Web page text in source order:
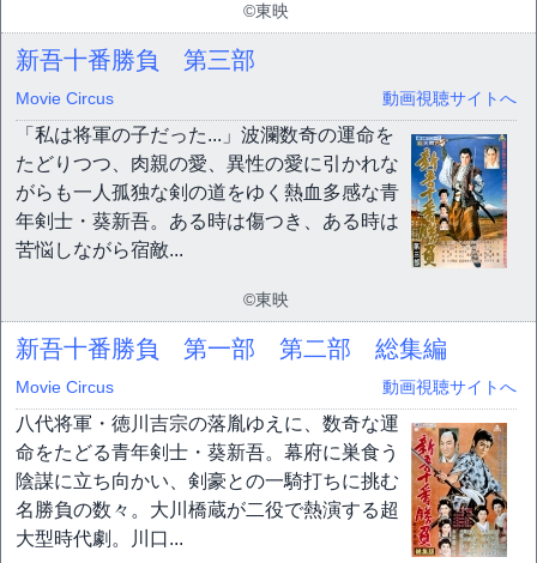
©東映
新吾十番勝負 第三部
Movie Circus 動画視聴サイトへ
「私は将軍の子だった...」波瀾数奇の運命を
たどりつつ、肉親の愛、異性の愛に引かれな
がらも一人孤独な剣の道をゆく熱血多感な青
年剣士・葵新吾。ある時は傷つき、ある時は
苦悩しながら宿敵...
©東映
新吾十番勝負 第一部 第二部 総集編
Movie Circus 動画視聴サイトへ
八代将軍・徳川吉宗の落胤ゆえに、数奇な運
命をたどる青年剣士・葵新吾。幕府に巣食う
陰謀に立ち向かい、剣豪との一騎打ちに挑む
名勝負の数々。大川橋蔵が二役で熱演する超
大型時代劇。川口...